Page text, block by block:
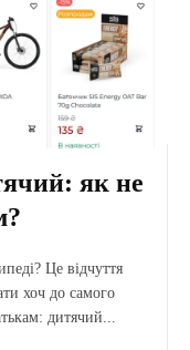
як не
Це відчуття
хоч до самого
дитячий...